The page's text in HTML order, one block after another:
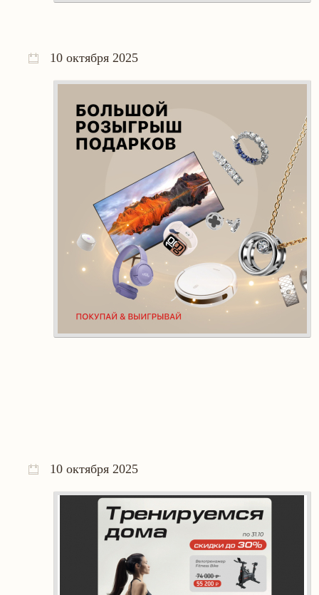
10 октября 2025
10 октября 2025